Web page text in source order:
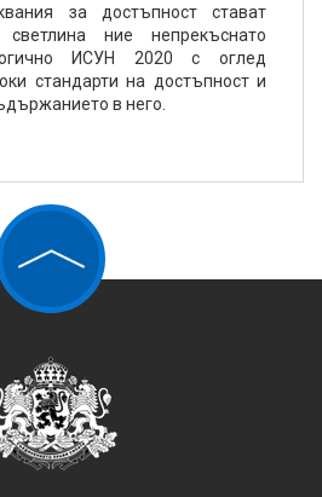
за достъпност стават
ние непрекъснато
ИСУН 2020 с оглед
стандарти на достъпност и
в него.